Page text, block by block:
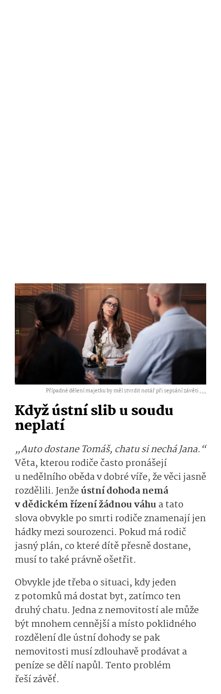
Případné dělení majetku by měl stvrdit notář při sepsání závěti ,...
Když ústní slib u soudu
neplatí
„Auto dostane Tomáš, chatu si nechá Jana.“
Věta, kterou rodiče často pronášejí
u nedělního oběda v dobré víře, že věci jasně
rozdělili. Jenžeústní dohoda nemá
v dědickém řízení žádnou váhu a tato
slova obvykle po smrti rodiče znamenají jen
hádky mezi sourozenci. Pokud má rodič
jasný plán, co které dítě přesně dostane,
musí to také právně ošetřit.
Obvykle jde třeba o situaci, kdy jeden
z potomků má dostat byt, zatímco ten
druhý chatu. Jedna z nemovitostí ale může
být mnohem cennější a místo poklidného
rozdělení dle ústní dohody se pak
nemovitosti musí zdlouhavě prodávat a
peníze se dělí napůl. Tento problém
řeší závěť.